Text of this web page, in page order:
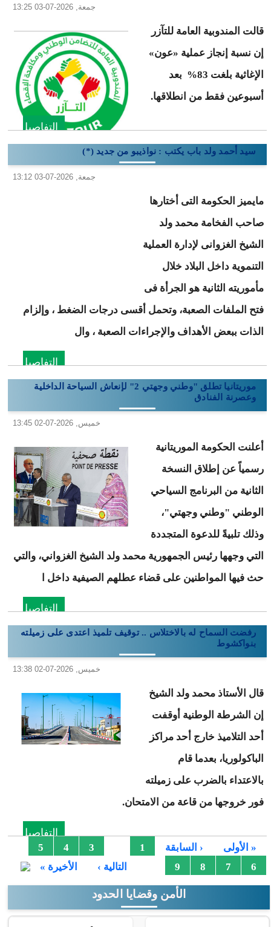
جمعة, 2026-07-03 13:25
قالت المندوبية العامة للتآزر
إن نسبة إنجاز عملية «عون»
الإغاثية بلغت 83% بعد
أسبوعين فقط من انطلاقها.
التفاصيل
سيد أحمد ولد باب يكتب : نواذيبو من جديد (*)
جمعة, 2026-07-03 13:12
مايميز الحكومة التى أختارها
صاحب الفخامة محمد ولد
الشيخ الغزوانى لإدارة العملية
التنموية داخل البلاد خلال
مأموريته الثانية هو الجرأة فى
فتح الملفات الصعبة، وتحمل أقسى درجات الضغط ، وإلزام
الذات ببعض الأهداف والإجراءات الصعبة ، وال
التفاصيل
موريتانيا تطلق "وطني وجهتي 2" لإنعاش السياحة الداخلية
وعصرنة الفنادق
خميس, 2026-07-02 13:45
أعلنت الحكومة الموريتانية
رسمياً عن إطلاق النسخة
الثانية من البرنامج السياحي
الوطني "وطني وجهتي"،
وذلك تلبيةً للدعوة المتجددة
التي وجهها رئيس الجمهورية محمد ولد الشيخ الغزواني، والتي
حث فيها المواطنين على قضاء عطلهم الصيفية داخل ا
التفاصيل
رفضت السماح له بالاختلاس .. توقيف تلميذ اعتدى على زميلته
بنواكشوط
خميس, 2026-07-02 13:38
قال الأستاذ محمد ولد الشيخ
إن الشرطة الوطنية أوقفت
أحد التلاميذ خارج أحد مراكز
الباكولوريا، بعدما قام
بالاعتداء بالضرب على زميلته
فور خروجها من قاعة من الامتحان.
التفاصيل
الصفحات
« الأولى ‹ السابقة 1
3
4
5
6
7
8
9 التالية › الأخيرة »
الأمن وقضايا الحدود